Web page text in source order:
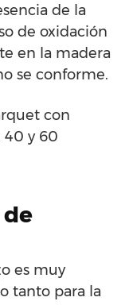
de la
de oxidación
en la madera
se conforme.
con
40 y 60
es muy
tanto para la